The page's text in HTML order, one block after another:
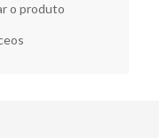
o produto